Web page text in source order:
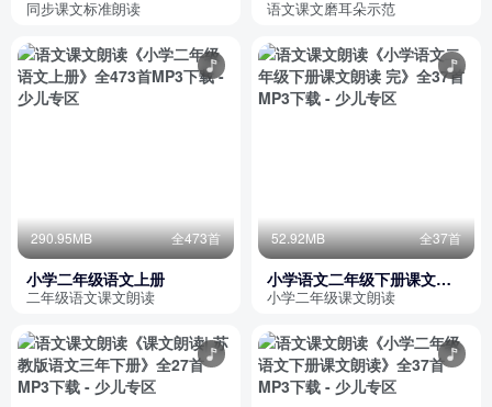
读
同步课文标准朗读 语文课文磨耳朵示范
290.95MB 全473首
小学二年级语文上册
二年级语文课文朗读
52.92MB 全37首
小学语文二年级下册课文朗
读 完
小学二年级课文朗读